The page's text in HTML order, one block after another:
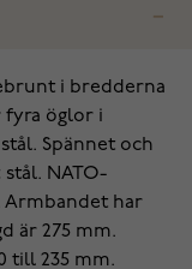
i bredderna
fyra öglor i
Spännet och
NATO-
Armbandet har
är 275 mm.
till 235 mm.